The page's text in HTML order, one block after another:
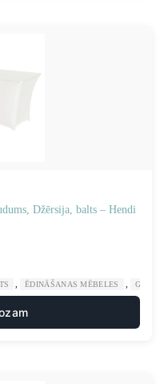
Džērsija, balts – Hendi
ĒDINĀŠANAS MĒBELES